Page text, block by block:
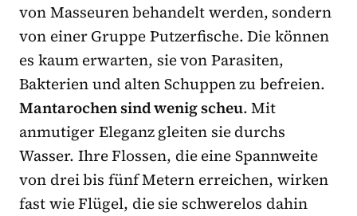
von Masseuren behandelt werden, sondern
von einer Gruppe Putzerfische. Die können
es kaum erwarten, sie von Parasiten,
Bakterien und alten Schuppen zu befreien.
Mantarochen sind wenig scheu. Mit
anmutiger Eleganz gleiten sie durchs
Wasser. Ihre Flossen, die eine Spannweite
von drei bis fünf Metern erreichen, wirken
fast wie Flügel, die sie schwerelos dahin